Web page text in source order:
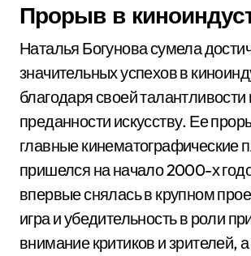
Прорыв в
Наталья Богунова сумела
значительных успехов в
благодаря своей талантливости
преданности искусству. Ее
главные кинематографические
пришелся на начало 2000-х
впервые снялась в крупном
игра и убедительность в роли
внимание критиков и зрителей,